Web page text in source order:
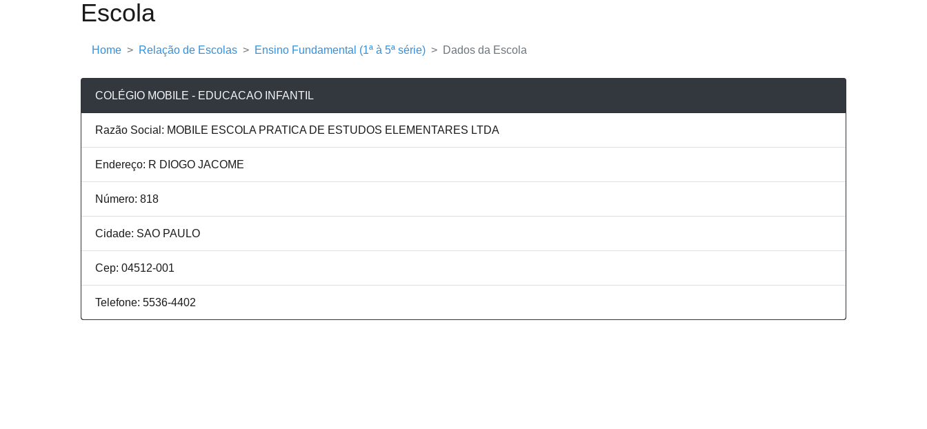
Escola
Home Relação de Escolas Ensino Fundamental (1ª à 5ª série) Dados da Escola
COLÉGIO MOBILE - EDUCACAO INFANTIL
Razão Social: MOBILE ESCOLA PRATICA DE ESTUDOS ELEMENTARES LTDA
Endereço: R DIOGO JACOME
Número: 818
Cidade: SAO PAULO
Cep: 04512-001
Telefone: 5536-4402